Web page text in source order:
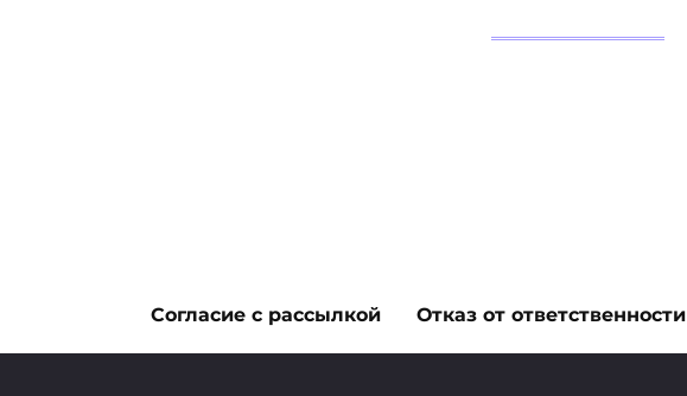
ЗЕМЛЕДЕЛИЕ ДАЧА И ОГОРОД
Согласие с рассылкой Отказ от ответственности